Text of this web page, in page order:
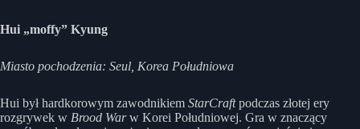
Hui „moffy” Kyung
Miasto pochodzenia: Seul, Korea Południowa
Hui był hardkorowym zawodnikiem StarCraftpodczas złotej ery
rozgrywek w Brood Warw Korei Południowej. Gra w znaczący